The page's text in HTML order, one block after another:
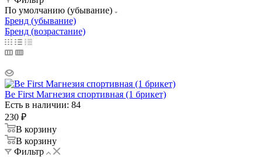
По умолчанию (убывание)
Бренд (убывание)
Бренд (возрастание)
Be First Магнезия спортивная (1 брикет)
Есть в наличии: 84
230 ₽
В корзину
В корзину
Фильтр